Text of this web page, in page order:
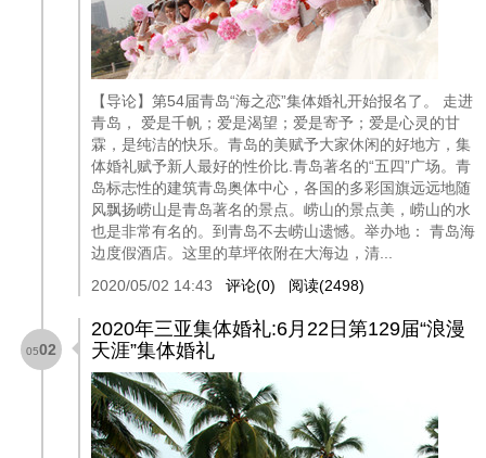
【导论】第54届青岛“海之恋”集体婚礼开始报名了。 走进
青岛， 爱是千帆；爱是渴望；爱是寄予；爱是心灵的甘
霖，是纯洁的快乐。青岛的美赋予大家休闲的好地方，集
体婚礼赋予新人最好的性价比.青岛著名的“五四”广场。青
岛标志性的建筑青岛奥体中心，各国的多彩国旗远远地随
风飘扬崂山是青岛著名的景点。崂山的景点美，崂山的水
也是非常有名的。到青岛不去崂山遗憾。举办地： 青岛海
边度假酒店。这里的草坪依附在大海边，清...
2020/05/02 14:43 评论(0) 阅读(2498)
0502
2020年三亚集体婚礼:6月22日第129届“浪漫
天涯”集体婚礼